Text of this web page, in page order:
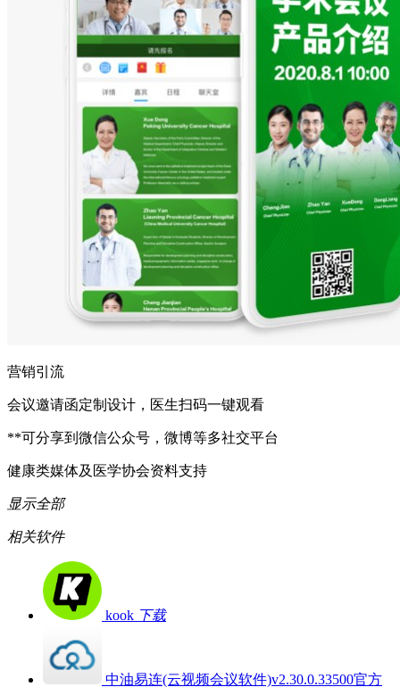
营销引流
会议邀请函定制设计，医生扫码一键观看
**可分享到微信公众号，微博等多社交平台
健康类媒体及医学协会资料支持
显示全部
相关软件
kook 下载
中油易连(云视频会议软件)v2.30.0.33500官方